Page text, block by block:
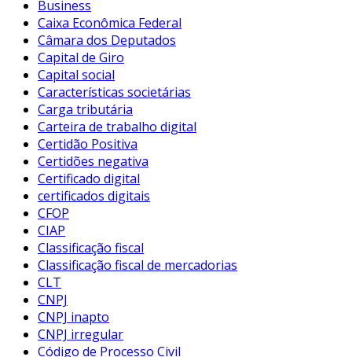
Business
Caixa Econômica Federal
Câmara dos Deputados
Capital de Giro
Capital social
Características societárias
Carga tributária
Carteira de trabalho digital
Certidão Positiva
Certidões negativa
Certificado digital
certificados digitais
CFOP
CIAP
Classificação fiscal
Classificação fiscal de mercadorias
CLT
CNPJ
CNPJ inapto
CNPJ irregular
Código de Processo Civil